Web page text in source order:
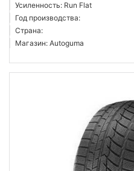
Усиленность: Run Flat
Год производства:
Страна:
Магазин: Autoguma